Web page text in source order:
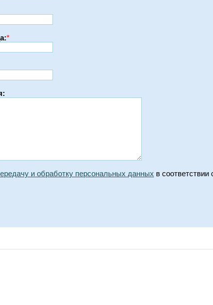
*
и обработку персональных данных в соответствии